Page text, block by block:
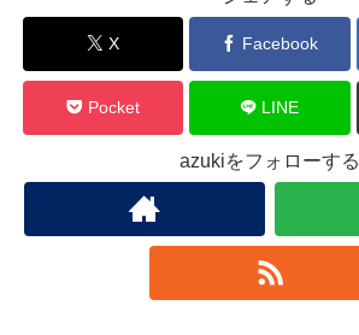
X Facebook
Pocket LINE
azukiをフォローする